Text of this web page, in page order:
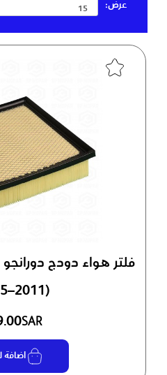
عرض:
فلتر هواء دودج
(2011–2025)
SAR